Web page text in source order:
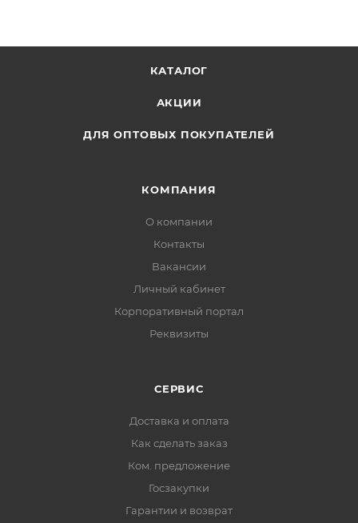
КАТАЛОГ
АКЦИИ
ДЛЯ ОПТОВЫХ ПОКУПАТЕЛЕЙ
КОМПАНИЯ
О компании
Контакты
Вакансии
Личный кабинет
Корпоративный портал
Реквизиты
СЕРВИС
Доставка и оплата
Как сделать заказ
Ком. предложение
Госзакупки
Гарантии и возврат